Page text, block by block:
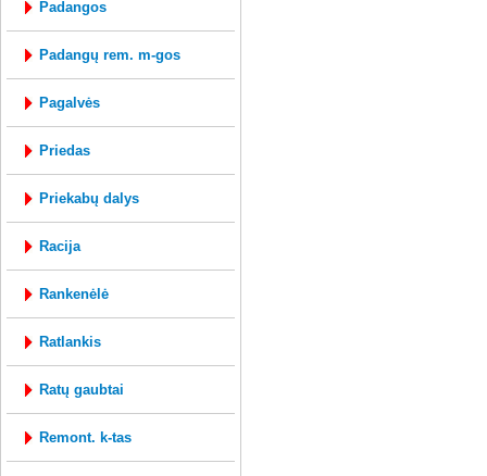
padangos
padangų rem. m-gos
pagalvės
priedas
priekabų dalys
racija
rankenėlė
ratlankis
ratų gaubtai
remont. k-tas